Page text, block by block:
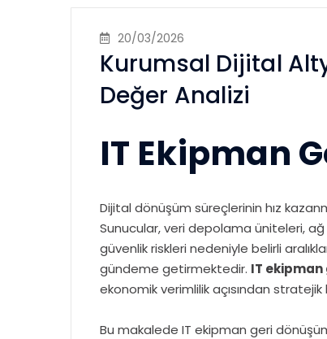
20/03/2026
Kurumsal Dijital
Değer Analizi
IT Ekipman
Dijital dönüşüm süreçlerinin hız
Sunucular, veri depolama üniteleri,
güvenlik riskleri nedeniyle belirli
gündeme getirmektedir. IT
ekonomik verimlilik açısından
Bu makalede IT ekipman geri